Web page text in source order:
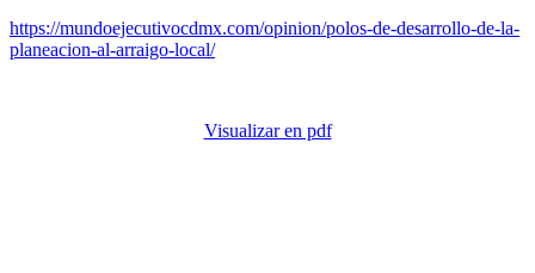
https://mundoejecutivocdmx.com/opinion/polos-de-desarrollo-de-la-
planeacion-al-arraigo-local/
Visualizar en pdf